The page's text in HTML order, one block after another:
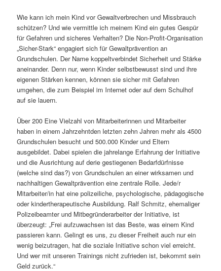
Wie kann ich mein Kind vor Gewaltverbrechen und Missbrauch
schützen? Und wie vermittle ich meinem Kind ein gutes Gespür
für Gefahren und sicheres Verhalten? Die Non-Profit-Organisation
„Sicher-Stark“ engagiert sich für Gewaltprävention an
Grundschulen. Der Name koppeltverbindet Sicherheit und Stärke
aneinander. Denn nur, wenn Kinder selbstbewusst sind und ihre
eigenen Stärken kennen, können sie sicher mit Gefahren
umgehen, die zum Beispiel im Internet oder auf dem Schulhof
auf sie lauern.
Über 200 Eine Vielzahl von Mitarbeiterinnen und Mitarbeiter
haben in einem Jahrzehntden letzten zehn Jahren mehr als 4500
Grundschulen besucht und 500.000 Kinder und Eltern
ausgebildet. Dabei spielen die jahrelange Erfahrung der Initiative
und die Ausrichtung auf derie gestiegenen Bedarfdürfnisse
(welche sind das?) von Grundschulen an einer wirksamen und
nachhaltigen Gewaltprävention eine zentrale Rolle. Jede/r
Mitarbeiter/in hat eine polizeiliche, psychologische, pädagogische
oder kindertherapeutische Ausbildung. Ralf Schmitz, ehemaliger
Polizeibeamter und Mitbegründerarbeiter der Initiative, ist
überzeugt: „Frei aufzuwachsen ist das Beste, was einem Kind
passieren kann. Gelingt es uns, zu dieser Freiheit auch nur ein
wenig beizutragen, hat die soziale Initiative schon viel erreicht.
Und wer mit unseren Trainings nicht zufrieden ist, bekommt sein
Geld zurück.“